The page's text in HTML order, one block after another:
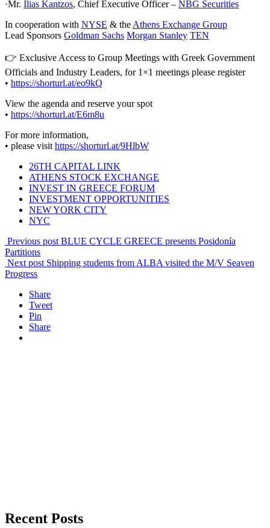
·Mr. Ilias Kantzos, Chief Executive Officer – NBG Securities
In cooperation with NYSE & theAthens Exchange Group
Lead Sponsors Goldman Sachs Morgan Stanley TEN
👉 Exclusive Access to Group Meetings with Greek Government
Officials and Industry Leaders, for 1×1 meetings please register
• https://shorturl.at/eo9kQ
View the agenda and reserve your spot
• https://shorturl.at/E6m8u
For more information,
• please visithttps://shorturl.at/9HlbW
26TH CAPITAL LINK
ATHENS STOCK EXCHANGE
INVEST IN GREECE FORUM
INVESTMENT OPPORTUNITIES
NEW YORK CITY
NYC
Previous post BLUE CYCLE GREECE presents Posidonía
Partitions
Next post Shipping students from ALBA visited the M/V Seaven
Progress
Share
Tweet
Pin
Share
Recent Posts